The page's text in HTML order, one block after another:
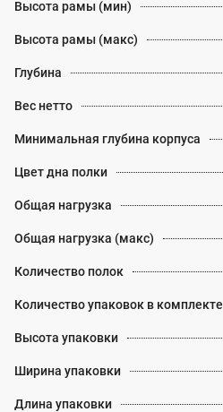
Высота рамы (мин)
Высота рамы (макс)
Глубина
Вес нетто
Минимальная глубина корпуса
Цвет дна полки
Общая нагрузка
Общая нагрузка (макс)
Количество полок
Количество упаковок в комплекте
Высота упаковки
Ширина упаковки
Длина упаковки